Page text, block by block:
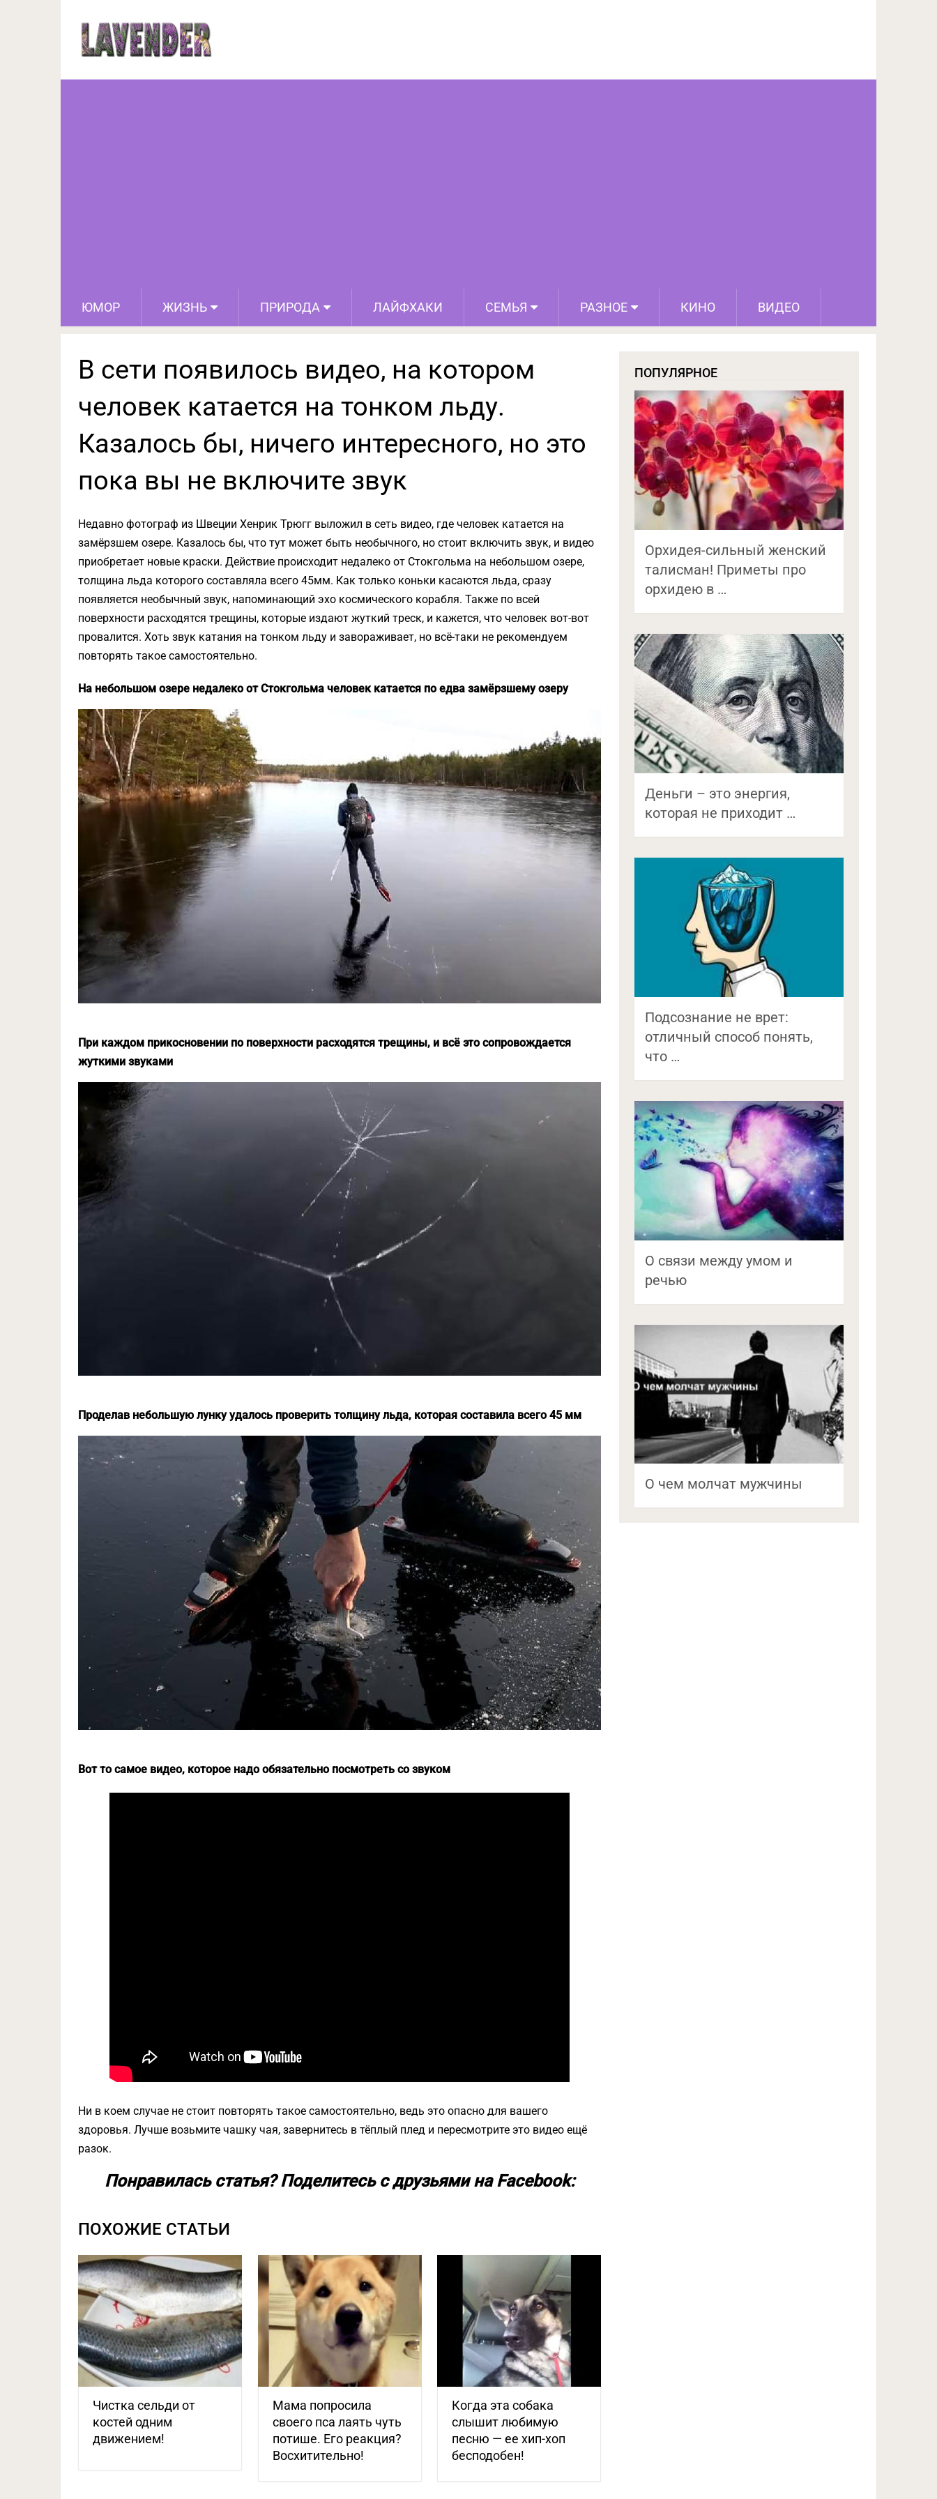
ЮМОР ЖИЗНЬ ПРИРОДА ЛАЙФХАКИ СЕМЬЯ РАЗНОЕ КИНО ВИДЕО
В сети появилось видео, на котором человек катается на
тонком льду. Казалось бы, ничего интересного, но это пока вы
не включите звук
В сети появилось видео, на котором
человек катается на тонком льду.
Казалось бы, ничего интересного, но это
пока вы не включите звук
Недавно фотограф из Швеции Хенрик Трюгг выложил в сеть видео, где человек катается на
замёрзшем озере. Казалось бы, что тут может быть необычного, но стоит включить звук, и видео
приобретает новые краски. Действие происходит недалеко от Стокгольма на небольшом озере,
толщина льда которого составляла всего 45мм. Как только коньки касаются льда, сразу
появляется необычный звук, напоминающий эхо космического корабля. Также по всей
поверхности расходятся трещины, которые издают жуткий треск, и кажется, что человек вот-вот
провалится. Хоть звук катания на тонком льду и завораживает, но всё-таки не рекомендуем
повторять такое самостоятельно.
На небольшом озере недалеко от Стокгольма человек катается по едва замёрзшему озеру
При каждом прикосновении по поверхности расходятся трещины, и всё это сопровождается
жуткими звуками
Проделав небольшую лунку удалось проверить толщину льда, которая составила всего 45 мм
Вот то самое видео, которое надо обязательно посмотреть со звуком
Ни в коем случае не стоит повторять такое самостоятельно, ведь это опасно для вашего
здоровья. Лучше возьмите чашку чая, завернитесь в тёплый плед и пересмотрите это видео ещё
разок.
Понравилась статья? Поделитесь с друзьями на Facebook:
ПОХОЖИЕ СТАТЬИ
Чистка сельди от
костей одним
движением!
Мама попросила
своего пса лаять чуть
потише. Его реакция?
Восхитительно!
Когда эта собака
слышит любимую
песню — ее хип-хоп
бесподобен!
ПОПУЛЯРНОЕ
Орхидея-сильный женский
талисман! Приметы про
орхидею в …
Деньги – это энергия,
которая не приходит …
Подсознание не врет:
отличный способ понять,
что …
О связи между умом и
речью
О чем молчат мужчины